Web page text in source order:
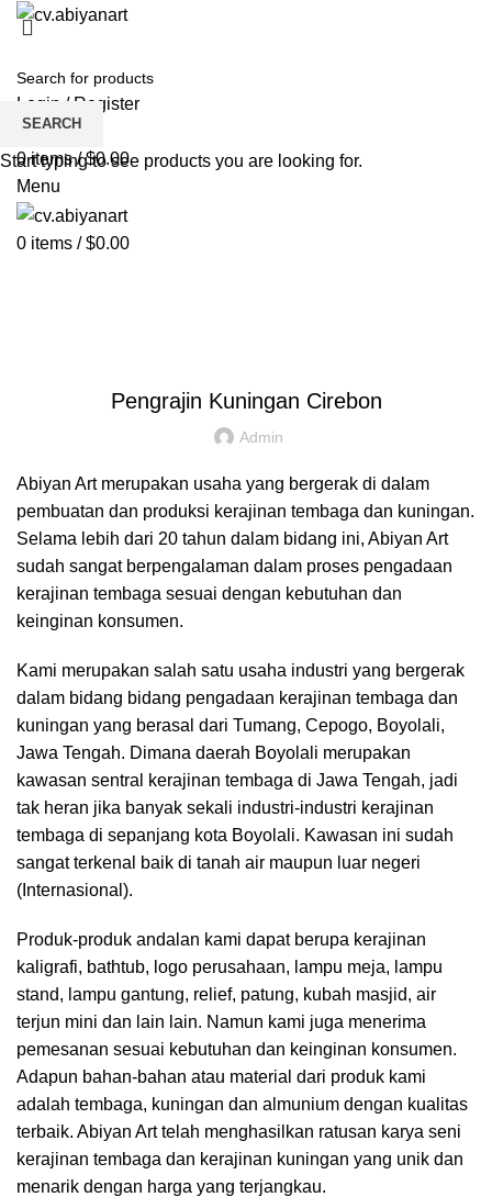
INSTAGRAM ABIYAN ART
Login / Register
Wishlist
0items / $0.00
Menu
0 items / $0.00
Pengrajin Kuningan Cirebon
Admin
Abiyan Art merupakan usaha yang bergerak di dalam
pembuatan dan produksi kerajinan tembaga dan kuningan.
Selama lebih dari 20 tahun dalam bidang ini, Abiyan Art
sudah sangat berpengalaman dalam proses pengadaan
kerajinan tembaga sesuai dengan kebutuhan dan
keinginan konsumen.
Kami merupakan salah satu usaha industri yang bergerak
dalam bidang bidang pengadaan kerajinan tembaga dan
kuningan yang berasal dari Tumang, Cepogo, Boyolali,
Jawa Tengah. Dimana daerah Boyolali merupakan
kawasan sentral kerajinan tembaga di Jawa Tengah, jadi
tak heran jika banyak sekali industri-industri kerajinan
tembaga di sepanjang kota Boyolali. Kawasan ini sudah
sangat terkenal baik di tanah air maupun luar negeri
(Internasional).
Produk-produk andalan kami dapat berupa kerajinan
kaligrafi, bathtub, logo perusahaan, lampu meja, lampu
stand, lampu gantung, relief, patung, kubah masjid, air
terjun mini dan lain lain. Namun kami juga menerima
pemesanan sesuai kebutuhan dan keinginan konsumen.
Adapun bahan-bahan atau material dari produk kami
adalah tembaga, kuningan dan almunium dengan kualitas
terbaik. Abiyan Art telah menghasilkan ratusan karya seni
kerajinan tembaga dan kerajinan kuningan yang unik dan
menarik dengan harga yang terjangkau.
SEARCH
Start typing to see products you are looking for.